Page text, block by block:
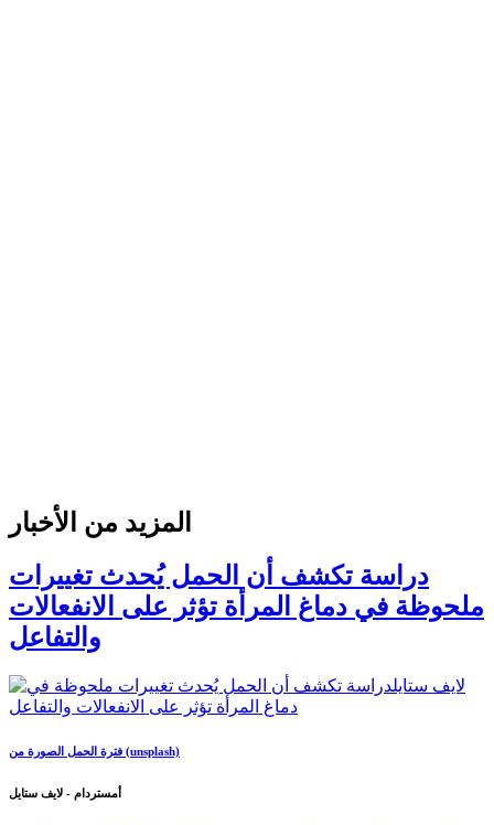
المزيد من الأخبار
دراسة تكشف أن الحمل يُحدث تغييرات
ملحوظة في دماغ المرأة تؤثر على الانفعالات
والتفاعل
فترة الحمل الصورة من (unsplash)
أمستردام - لايف ستايل